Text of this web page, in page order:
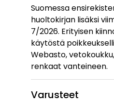
Suomessa
huoltokirjan lisäksi
7/2026. Erityisen
käytöstä
Webasto,
renkaat vanteineen.
Varusteet